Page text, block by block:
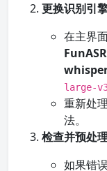
更换识别引
在主界
whisper
large-
重新处
法。
检查并预处
如果错